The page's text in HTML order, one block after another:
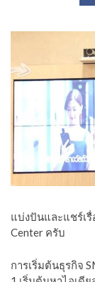
แบ่งปันและแชร์เ
Center ครับ
การเริ่มต้นธุรกิจ